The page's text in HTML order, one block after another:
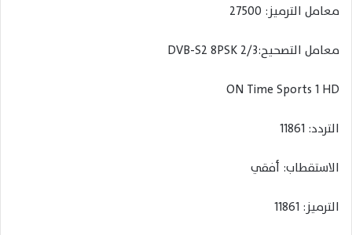
معامل الترميز: 27500
معامل التصحيح:DVB-S2 8PSK 2/3
ON Time Sports 1 HD
التردد: 11861
الاستقطاب: أفقي
الترميز: 11861